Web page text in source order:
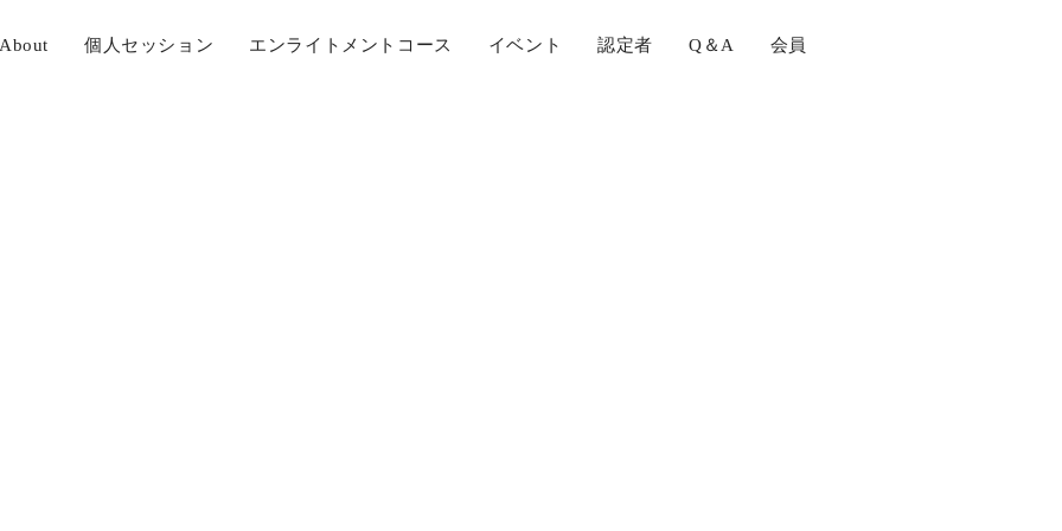
個人セッション エンライトメントコース イベント 認定者 Q＆A 会員